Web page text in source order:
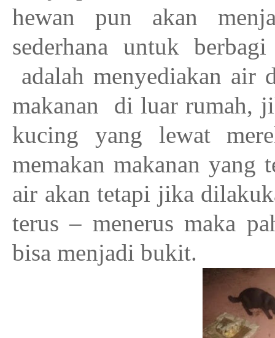
hewan pun akan
sederhana untuk
adalah menyediakan air
makanan
di luar rumah,
kucing yang lewat
memakan makanan yang
air akan tetapi jika
terus – menerus maka
bisa menjadi bukit.